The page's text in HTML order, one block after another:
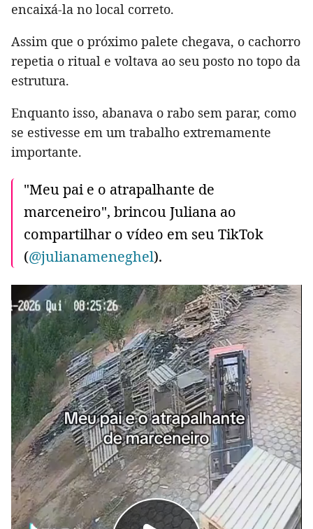
encaixá-la no local correto.
Assim que o próximo palete chegava, o cachorro
repetia o ritual e voltava ao seu posto no topo da
estrutura.
Enquanto isso, abanava o rabo sem parar, como
se estivesse em um trabalho extremamente
importante.
"Meu pai e o atrapalhante de
marceneiro", brincou Juliana ao
compartilhar o vídeo em seu TikTok
(@julianameneghel).